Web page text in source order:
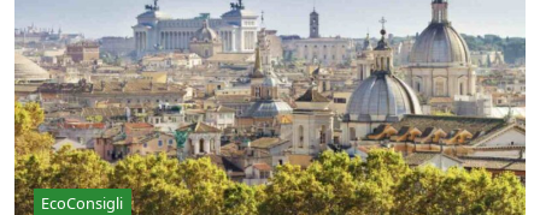
EcoConsigli